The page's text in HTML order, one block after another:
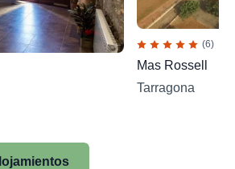
(6)
Mas Rossell
Tarragona